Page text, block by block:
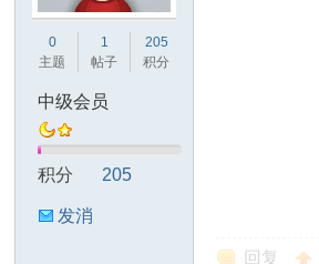
友
0
主题
1
帖子
205
积分
中级会员
积分 205
发消
回复